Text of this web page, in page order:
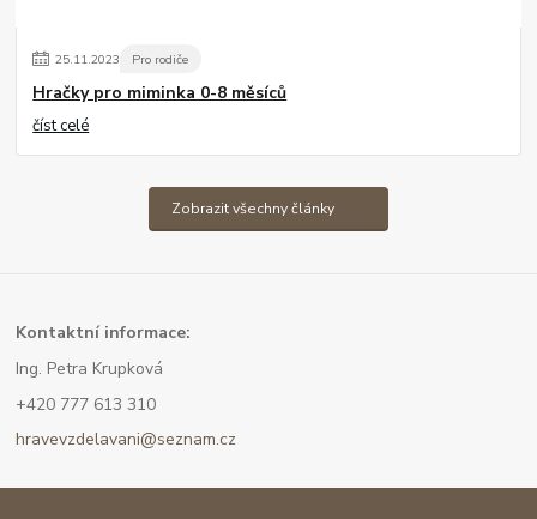
25.11.2023 Pro rodiče
Hračky pro miminka 0-8 měsíců
číst celé
Zobrazit všechny články
Kontaktní informace:
Ing. Petra Krupková
+420 777 613 310
hravevzdelavani@seznam.cz